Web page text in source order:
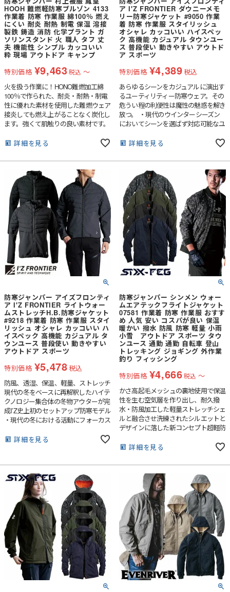
HOOH 難燃軽防寒ブルゾン 4133
作業着 防寒 作業服 綿100％ 燃え
にくい 耐炎 耐熱 制電 保温 溶接
製鉄 鋳造 消防 化学プラント ガ
ソリンスタンド 火 職人 タフ 丈
夫 機能性 シンプル カッコいい
粋 現場 アウトドア キャンプ
特別価格 ¥9,463税込 〜
火を扱う作業に！HONO難燃加工綿
100％で作られた、耐炎・耐熱・制電
性に優れた素材を使用した難燃ウェア
接炎しても燃え上がることなく炭化し
ます。強くて肌触りの良い素材です。
心地です。素材だけでなく、機能的に
熱・耐電防止・保湿裏アルミ
詳細を見る
ア I'Z FRONTIER ダウニーメモ
リー防寒ジャケット #9050 作業
着 防寒 作業服 スタイリッシュ
オシャレ カッコいい ハイスペッ
ク 高機能 カジュアル タウンユー
ス 普段使い 動きやすい アウトド
ア スポーツ
特別価格 ¥4,389税込
あらゆるシーンをカジュアルに演出す
るユーティリティー防寒ウェア。その
危うい程の利便性は魔性の魅惑を解き
放つ。 ・現代のウインターシーズン
においてシーンを選ばず対応可能なユ
て中綿を100g/?に抑え手軽に羽織れる
手の糸を高密度に打ち込んだハリ感と
ピーチ起毛した上質な表面感により、
強度と高級感あるルックスを両立した
生地を採用し、防寒服としてのクオリ
ティーを高めています。・微起毛商品
も抗スナッグ性能、抗ピリング性能共
に4.5級を計測した高い表面強度を有
します。・表素材の構造により、通気
度=0.3ccに裏打ちされた快適な防風機
能を有します・シンプルな横キルトス
テッチの05番＆51番色、カジュアルな
ダイヤキルトステッチの88番＆89番
色、ポップテイストを極めた超音波圧
着（ピンソニック）方式を採用した90
ナップ。・合皮ワッペンやワンポイン
トピスでカジュアルなルックスを表
現。各種オリジナルファスナーやドッ
ト釦等、細部にまで拘りを追求してい
ます。
詳細を見る
防寒ジャンパー アイズフロンティ
ア I'Z FRONTIER ライトウォー
ムストレッチH.B.防寒ジャケット
#9218 作業着 防寒 作業服 スタイ
リッシュ オシャレ カッコいい ハ
イスペック 高機能 カジュアル タ
ウンユース 普段使い 動きやすい
アウトドア スポーツ
特別価格 ¥5,478税込
防風、透湿、保温、軽量、ストレッチ
現代の冬をベースに再解釈したハイテ
クノロジー集合体の冬物アウターが完
成I’Z史上初のセットアップ防寒モデル
・現代の冬における活動にフォーカス
ブリッド防寒アウター。・キルティン
定程度の動き易さを確保。中綿には蓄
熱性能に優れた高機能綿
SORONAAURAを使用。羽毛のような
軽さと暖かさに加え、伸縮性や弾力性
を有し型崩れも防ぎ水にも強いオール
マイティーな高機能性を発揮。植物性
由来樹脂を37%使用の環境にやさしい
エコロジーな中綿です。・商品表側に
はWR加工を施し一定程度の撥水機能
を有します。・本体別パーツの裏起毛
素材には布帛の強度と裏フリースの暖
かさを融合させた進化系最新マテリア
ルを使用。一般基準の約2倍の引裂き
強度を有し、抗ピリング性能、抗スナ
詳細を見る
防寒ジャンパー シンメン ウォー
ムエアテックフライトジャケット
07581 作業着 防寒 作業服 おすす
め 人気 安い コスパが良い 保温
暖かい 撥水 防風 防寒 軽量 小雨
小雪 アウトドア スポーツ タウ
ンユース 通勤 通勤 自転車 登山
トレッキング ジョギング 外作業
釣り フィッシング
特別価格 ¥4,666税込 〜
かさ高起毛メッシュの裏地使用で保温
性を生む空気層を作り出し、耐久撥
水・防風加工した軽量ストレッチシェ
ルと融合させ洗練されたシルエットと
デザインに落した新コンセプト超軽防
ー超軽量防寒ガーメント●裏地のかさ
調温効果を発揮●軽量感とツッパリ感
皆無のストレッチ性でさらっと楽な着
詳細を見る